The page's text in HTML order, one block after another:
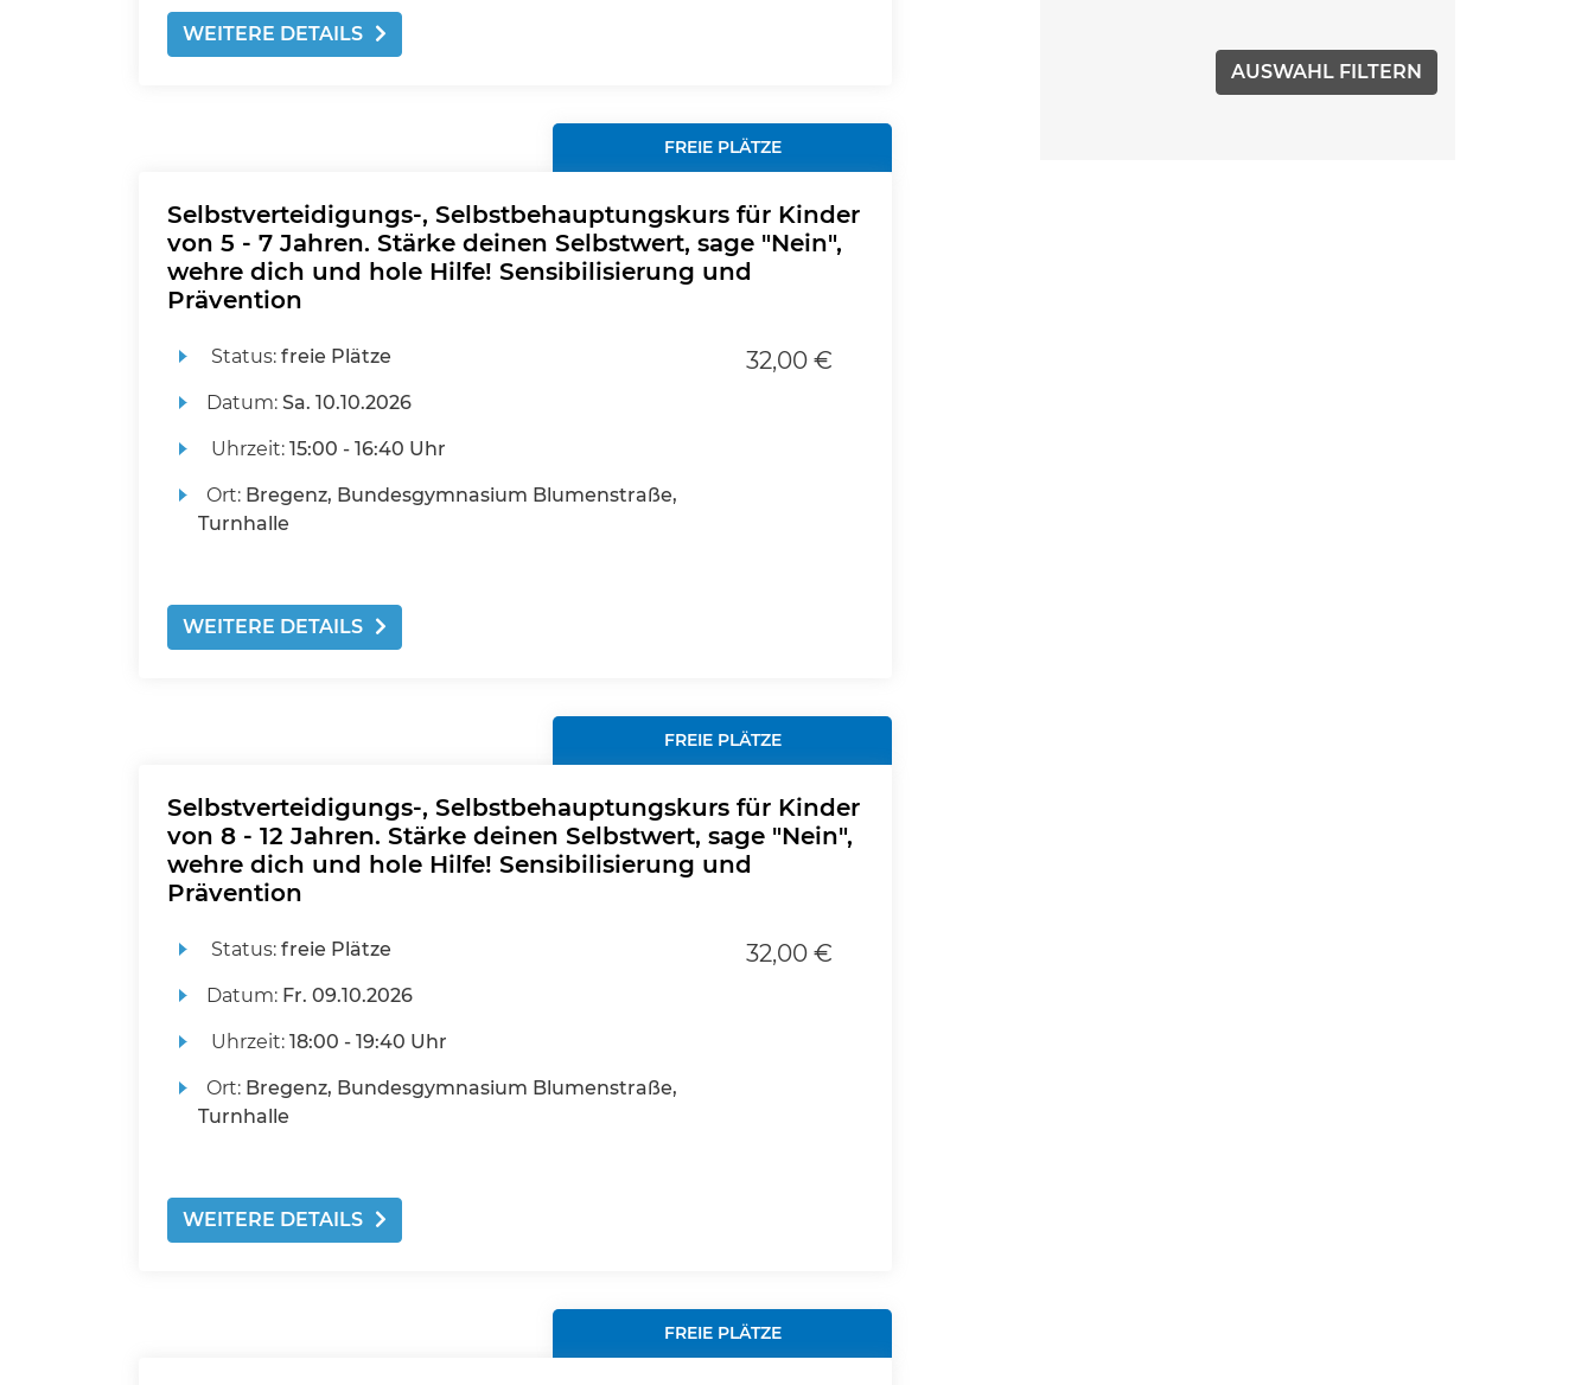
WEITERE DETAILS
FREIE PLÄTZE
Selbstverteidigungs-, Selbstbehauptungskurs für Kinder
von 5 - 7 Jahren. Stärke deinen Selbstwert, sage "Nein",
wehre dich und hole Hilfe! Sensibilisierung und
Prävention
Status: freie Plätze
Datum: Sa. 10.10.2026
Uhrzeit: 15:00 - 16:40 Uhr
Ort: Bregenz, Bundesgymnasium Blumenstraße,
Turnhalle
32,00 €
WEITERE DETAILS
FREIE PLÄTZE
Selbstverteidigungs-, Selbstbehauptungskurs für Kinder
von 8 - 12 Jahren. Stärke deinen Selbstwert, sage "Nein",
wehre dich und hole Hilfe! Sensibilisierung und
Prävention
Status: freie Plätze
Datum: Fr. 09.10.2026
Uhrzeit: 18:00 - 19:40 Uhr
Ort: Bregenz, Bundesgymnasium Blumenstraße,
Turnhalle
32,00 €
WEITERE DETAILS
FREIE PLÄTZE